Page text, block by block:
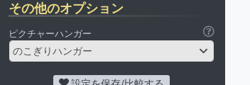
その他のオプション
ピクチャーハンガー
のこぎりハンガー